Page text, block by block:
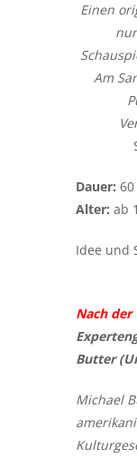
Einen
Am
Dauer:
Alter: ab
Idee und
Nach der
Butter
Michael